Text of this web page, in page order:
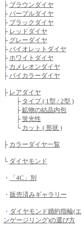
├ ブラウンダイヤ
├パープルダイヤ
├ ブラックダイヤ
├ レッドダイヤ
├ グレーダイヤ
├バイオレットダイヤ
├ホワイトダイヤ
├ カメレオンダイヤ
├バイカラーダイヤ
├ レアダイヤ
├ タイプ ( 1型 / 2型 )
├鉱物の結晶内包
├蛍光性
└ カット ( 形状 )
├ カラーダイヤ一覧
└ ダイヤモンド
・ 「4C」別
・ 販売済みギャラリー
・ ダイヤモンド婚約指輪(エ
ンゲージリング)の選び方